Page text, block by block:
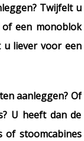
Twijfelt u
een monoblok
u liever voor een
aanleggen? Of
U heeft dan de
of stoomcabines